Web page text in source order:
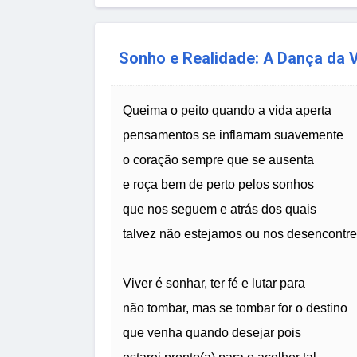
Sonho e Realidade: A Dança da
Queima o peito quando a vida aperta
pensamentos se inflamam suavemente
o coração sempre que se ausenta
e roça bem de perto pelos sonhos
que nos seguem e atrás dos quais
talvez não estejamos ou nos
Viver é sonhar, ter fé e lutar para
não tombar, mas se tombar for o destino
que venha quando desejar pois